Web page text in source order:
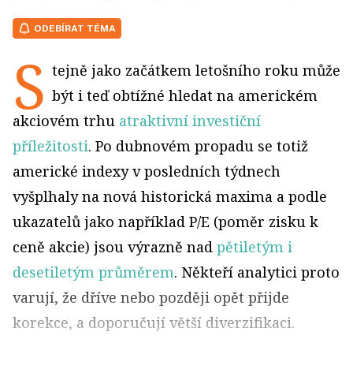
ODEBÍRAT TÉMA
S tejně jako začátkem letošního roku může
být i teď obtížné hledat na americkém
akciovém trhu atraktivní investiční
příležitosti. Po dubnovém propadu se totiž
americké indexy v posledních týdnech
vyšplhaly na nová historická maxima a podle
ukazatelů jako například P/E (poměr zisku k
ceně akcie) jsou výrazně nad pětiletým i
desetiletým průměrem. Někteří analytici proto
varují, že dříve nebo později opět přijde
korekce, a doporučují větší diverzifikaci.